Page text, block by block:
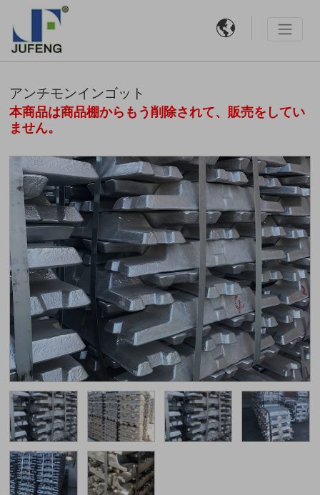

アンチモンインゴット
本商品は商品棚からもう削除されて、販売をしてい
ません。